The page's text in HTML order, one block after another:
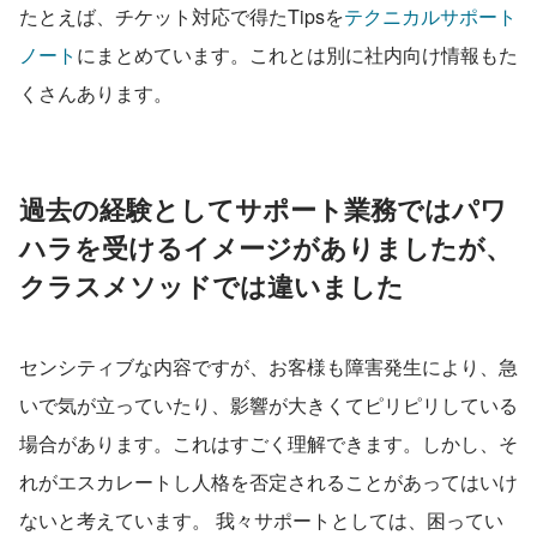
たとえば、チケット対応で得たTipsをテクニカルサポート
ノート にまとめています。これとは別に社内向け情報もた
くさんあります。
過去の経験としてサポート業務ではパワ
ハラを受けるイメージがありましたが、
クラスメソッドでは違いました
センシティブな内容ですが、お客様も障害発生により、急
いで気が立っていたり、影響が大きくてピリピリしている
場合があります。これはすごく理解できます。しかし、そ
れがエスカレートし人格を否定されることがあってはいけ
ないと考えています。 我々サポートとしては、困ってい